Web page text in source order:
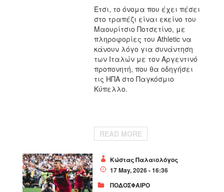
Έτσι, το όνομα που έχει πέσει
στο τραπέζι είναι εκείνο του
Μαουρίτσιο Ποτσετίνο, με
πληροφορίες του Athletic να
κάνουν λόγο για συνάντηση
των Ιταλών με τον Αργεντινό
προπονητή, που θα οδηγήσει
τις ΗΠΑ στο Παγκόσμιο
Κύπελλο.
READ MORE
Κώστας Παλαιολόγος
17 May, 2026 - 16:36
ΠΟΔΟΣΦΑΙΡΟ